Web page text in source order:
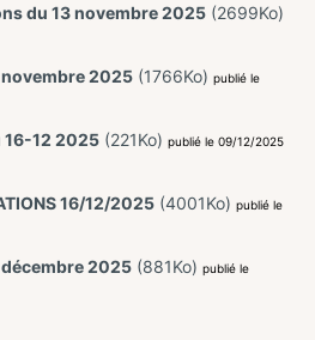
du 13 novembre 2025 (2699Ko)
2025 (1766Ko)publié le
16-12 2025 (221Ko)publié le 09/12/2025
16/12/2025 (4001Ko)publié le
2025 (881Ko)publié le